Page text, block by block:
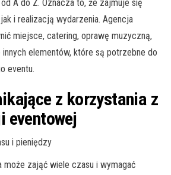
A do Z. Oznacza to, że zajmuje się
i realizacją wydarzenia. Agencja
miejsce, catering, oprawę muzyczną,
innych elementów, które są potrzebne do
eventu.
z korzystania z
eventowej
i pieniędzy
może zająć wiele czasu i wymagać